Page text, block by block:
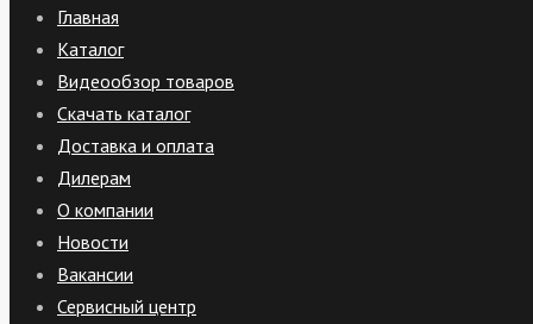
Главная
Каталог
Видеообзор товаров
Скачать каталог
Доставка и оплата
Дилерам
О компании
Новости
Вакансии
Сервисный центр